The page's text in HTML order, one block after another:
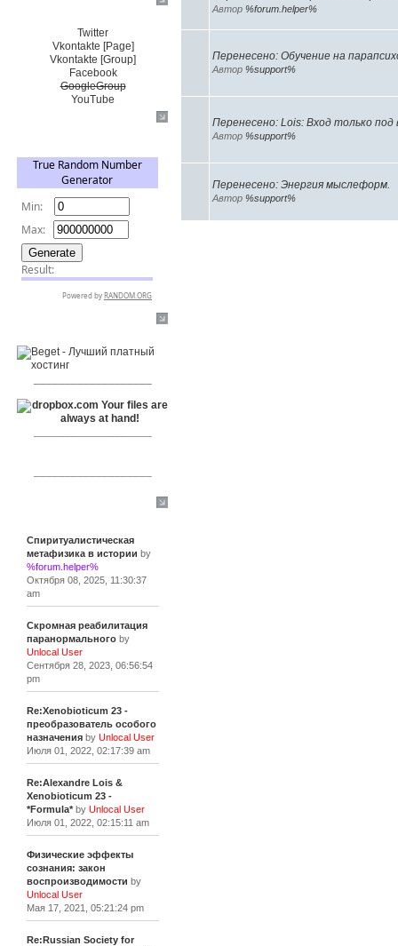
Twitter
Vkontakte [Page]
Vkontakte [Group]
Facebook
GoogleGroup
YouTube
Спиритуалистическая
метафизика в истории by
%forum.helper%
Октября 08, 2025, 11:30:37
am
Скромная реабилитация
паранормальногоby
Unlocal User
Сентября 28, 2023, 06:56:54
pm
Re:Xenobioticum 23 -
преобразователь особого
назначенияby Unlocal User
Июля 01, 2022, 02:17:39 am
Re:Alexandre Lois &
Xenobioticum 23 -
*Formula*by Unlocal User
Июля 01, 2022, 02:15:11 am
Физические эффекты
сознания: закон
воспроизводимости by
Unlocal User
Мая 17, 2021, 05:21:24 pm
Re:Russian Society for
Автор %forum.helper%
Перенесено: Обучение на
Автор %support%
Перенесено: Lois: Вход только
Автор %support%
Перенесено: Энергия мыслеформ.
Автор %support%